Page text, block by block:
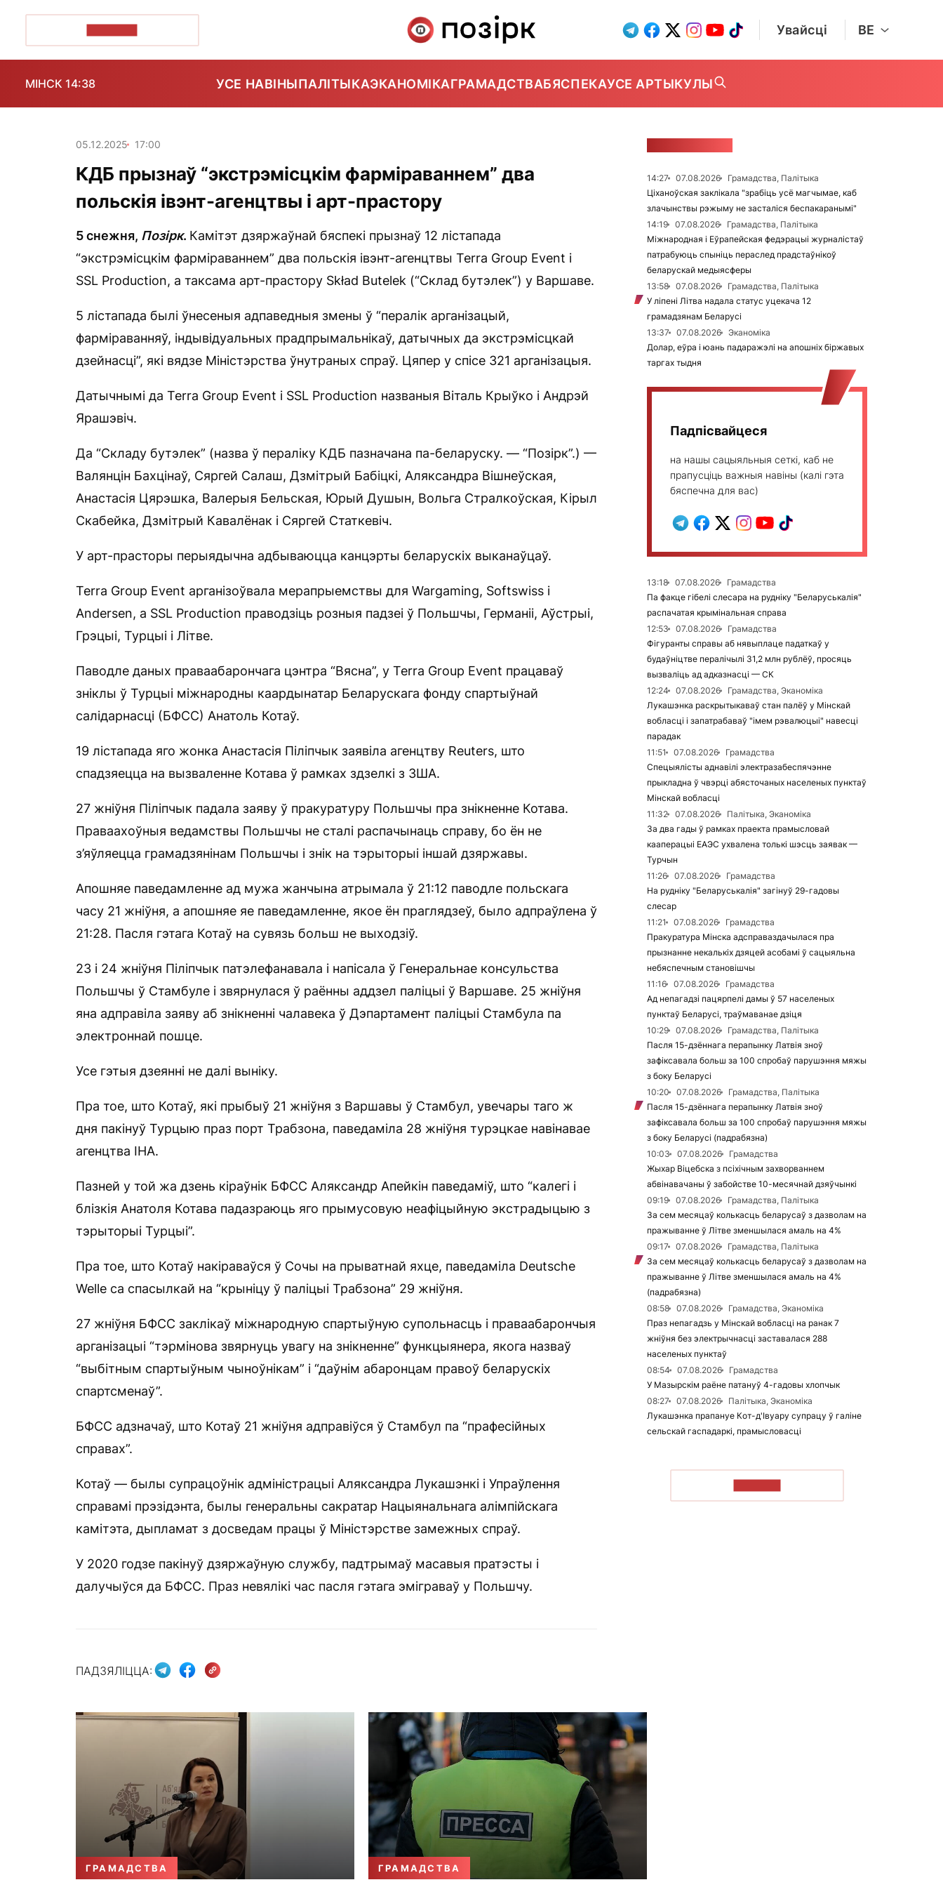
Увайсці BE
МІНСК 14:38 УСЕ НАВІНЫПАЛІТЫКАЭКАНОМІКАГРАМАДСТВАБЯСПЕКАУСЕ АРТЫКУЛЫ
05.12.2025 17:00
КДБ прызнаў “экстрэмісцкім фарміраваннем” два
польскія івэнт-агенцтвы і арт-прастору
5 снежня, Позірк. Камітэт дзяржаўнай бяспекі прызнаў 12 лістапада
“экстрэмісцкім фарміраваннем” два польскія івэнт-агенцтвы Terra Group Event і
SSL Production, а таксама арт-прастору Skład Butelek (“Склад бутэлек”) у Варшаве.
5 лістапада былі ўнесеныя адпаведныя змены ў “пералік арганізацый,
фарміраванняў, індывідуальных прадпрымальнікаў, датычных да экстрэмісцкай
дзейнасці”, які вядзе Міністэрства ўнутраных спраў. Цяпер у спісе 321 арганізацыя.
Датычнымі да Terra Group Event і SSL Production названыя Віталь Крыўко і Андрэй
Ярашэвіч.
Да “Складу бутэлек” (назва ў пераліку КДБ пазначана па-беларуску. — “Позірк”.) —
Валянцін Бахцінаў, Сяргей Салаш, Дзмітрый Бабіцкі, Аляксандра Вішнеўская,
Анастасія Цярэшка, Валерыя Бельская, Юрый Душын, Вольга Стралкоўская, Кірыл
Скабейка, Дзмітрый Кавалёнак і Сяргей Статкевіч.
У арт-прасторы перыядычна адбываюцца канцэрты беларускіх выканаўцаў.
Terra Group Event арганізоўвала мерапрыемствы для Wargaming, Softswiss і
Andersen, а SSL Production праводзіць розныя падзеі ў Польшчы, Германіі, Аўстрыі,
Грэцыі, Турцыі і Літве.
Паводле даных праваабарончага цэнтра “Вясна”, у Terra Group Event працаваў
зніклы ў Турцыі міжнародны каардынатар Беларускага фонду спартыўнай
салідарнасці (БФСС) Анатоль Котаў.
19 лістапада яго жонка Анастасія Піліпчык заявіла агенцтву Reuters, што
спадзяецца на вызваленне Котава ў рамках здзелкі з ЗША.
27 жніўня Піліпчык падала заяву ў пракуратуру Польшчы пра знікненне Котава.
Праваахоўныя ведамствы Польшчы не сталі распачынаць справу, бо ён не
з’яўляецца грамадзянінам Польшчы і знік на тэрыторыі іншай дзяржавы.
Апошняе паведамленне ад мужа жанчына атрымала ў 21:12 паводле польскага
часу 21 жніўня, а апошняе яе паведамленне, якое ён праглядзеў, было адпраўлена ў
21:28. Пасля гэтага Котаў на сувязь больш не выходзіў.
23 і 24 жніўня Піліпчык патэлефанавала і напісала ў Генеральнае консульства
Польшчы ў Стамбуле і звярнулася ў раённы аддзел паліцыі ў Варшаве. 25 жніўня
яна адправіла заяву аб знікненні чалавека ў Дэпартамент паліцыі Стамбула па
электроннай пошце.
Усе гэтыя дзеянні не далі выніку.
Пра тое, што Котаў, які прыбыў 21 жніўня з Варшавы ў Стамбул, увечары таго ж
дня пакінуў Турцыю праз порт Трабзона, паведаміла 28 жніўня турэцкае навінавае
агенцтва IHA.
Пазней у той жа дзень кіраўнік БФСС Аляксандр Апейкін паведаміў, што “калегі і
блізкія Анатоля Котава падазраюць яго прымусовую неафіцыйную экстрадыцыю з
тэрыторыі Турцыі”.
Пра тое, што Котаў накіраваўся ў Сочы на прыватнай яхце, паведаміла Deutsche
Welle са спасылкай на “крыніцу ў паліцыі Трабзона” 29 жніўня.
27 жніўня БФСС заклікаў міжнародную спартыўную супольнасць і праваабарончыя
арганізацыі “тэрмінова звярнуць увагу на знікненне” функцыянера, якога назваў
“выбітным спартыўным чыноўнікам” і “даўнім абаронцам правоў беларускіх
спартсменаў”.
БФСС адзначаў, што Котаў 21 жніўня адправіўся ў Стамбул па “прафесійных
справах”.
Котаў — былы супрацоўнік адміністрацыі Аляксандра Лукашэнкі і Упраўлення
справамі прэзідэнта, былы генеральны сакратар Нацыянальнага алімпійскага
камітэта, дыпламат з досведам працы ў Міністэрстве замежных спраў.
У 2020 годзе пакінуў дзяржаўную службу, падтрымаў масавыя пратэсты і
далучыўся да БФСС. Праз невялікі час пасля гэтага эміграваў у Польшчу.
ПАДЗЯЛІЦЦА:
ГРАМАДСТВА ГРАМАДСТВА
14:27 07.08.2026
Грамадства, Палітыка
Ціханоўская заклікала "зрабіць усё магчымае, каб
злачынствы рэжыму не засталіся беспакаранымі"
14:19
07.08.2026
Грамадства, Палітыка
Міжнародная і Еўрапейская федэрацыі журналістаў
патрабуюць спыніць пераслед прадстаўнікоў
беларускай медыясферы
13:58
07.08.2026
Грамадства, Палітыка
У ліпені Літва надала статус уцекача 12
грамадзянам Беларусі
13:37
07.08.2026
Эканоміка
Долар, еўра і юань падаражэлі на апошніх біржавых
таргах тыдня
Падпісвайцеся
на нашы сацыяльныя сеткі, каб не
прапусціць важныя навіны (калі гэта
бяспечна для вас)
13:18 07.08.2026
Грамадства
Па факце гібелі слесара на рудніку "Беларуськалія"
распачатая крымінальная справа
12:53
07.08.2026
Грамадства
Фігуранты справы аб нявыплаце падаткаў у
будаўніцтве пералічылі 31,2 млн рублёў, просяць
вызваліць ад адказнасці — СК
12:24
07.08.2026
Грамадства, Эканоміка
Лукашэнка раскрытыкаваў стан палёў у Мінскай
вобласці і запатрабаваў "імем рэвалюцыі" навесці
парадак
11:51
07.08.2026
Грамадства
Спецыялісты аднавілі электразабеспячэнне
прыкладна ў чвэрці абясточаных населеных пунктаў
Мінскай вобласці
11:32
07.08.2026
Палітыка, Эканоміка
За два гады ў рамках праекта прамысловай
кааперацыі ЕАЭС ухвалена толькі шэсць заявак —
Турчын
11:26
07.08.2026
Грамадства
На рудніку "Беларуськалія" загінуў 29-гадовы
слесар
11:21
07.08.2026
Грамадства
Пракуратура Мінска адсправаздачылася пра
прызнанне некалькіх дзяцей асобамі ў сацыяльна
небяспечным становішчы
11:16
07.08.2026
Грамадства
Ад непагадзі пацярпелі дамы ў 57 населеных
пунктаў Беларусі, траўмаванае дзіця
10:29
07.08.2026
Грамадства, Палітыка
Пасля 15-дзённага перапынку Латвія зноў
зафіксавала больш за 100 спробаў парушэння мяжы
з боку Беларусі
10:20
07.08.2026
Грамадства, Палітыка
Пасля 15-дзённага перапынку Латвія зноў
зафіксавала больш за 100 спробаў парушэння мяжы
з боку Беларусі (падрабязна)
10:03
07.08.2026
Грамадства
Жыхар Віцебска з псіхічным захворваннем
абвінавачаны ў забойстве 10-месячнай дзяўчынкі
09:19
07.08.2026
Грамадства, Палітыка
За сем месяцаў колькасць беларусаў з дазволам на
пражыванне ў Літве зменшылася амаль на 4%
09:17
07.08.2026
Грамадства, Палітыка
За сем месяцаў колькасць беларусаў з дазволам на
пражыванне ў Літве зменшылася амаль на 4%
(падрабязна)
08:58
07.08.2026
Грамадства, Эканоміка
Праз непагадзь у Мінскай вобласці на ранак 7
жніўня без электрычнасці заставалася 288
населеных пунктаў
08:54
07.08.2026
Грамадства
У Мазырскім раёне патануў 4-гадовы хлопчык
08:27
07.08.2026
Палітыка, Эканоміка
Лукашэнка прапануе Кот-д'Івуару супрацу ў галіне
сельскай гаспадаркі, прамысловасці